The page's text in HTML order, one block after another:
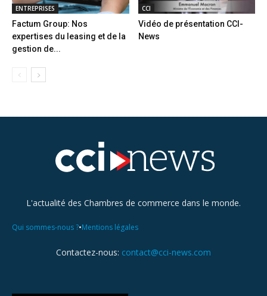
ENTREPRISES
Factum Group: Nos
expertises du leasing et de la
gestion de...
CCI
Vidéo de présentation CCI-
News
L'actualité des Chambres de commerce dans le monde.
Qui sommes-nous ?•Mentions légales
Contactez-nous: contact@cci-news.com